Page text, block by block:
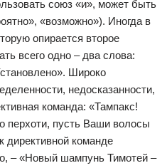
союз «и», может быть
«возможно»). Иногда в
опирается второе
всего одно – два слова:
Широко
недосказанности,
команда: «Тампакс!
перхоти, пусть Ваши волосы
директивной команде
– «Новый шампунь Тимотей –